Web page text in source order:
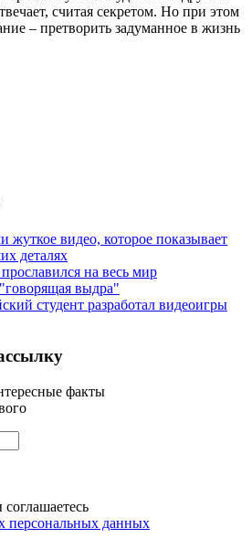
считая секретом. Но при этом
– претворить задуманное в жизнь
жуткое видео, которое показывает
деталях
на весь мир
выдра"
студент разработал видеоигры
факты
персональных данных